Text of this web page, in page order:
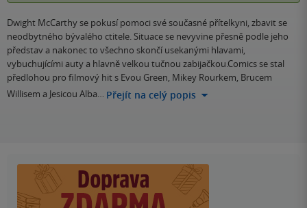
Dwight McCarthy se pokusí pomoci své současné přítelkyni, zbavit se
neodbytného bývalého ctitele. Situace se nevyvine přesně podle jeho
představ a nakonec to všechno skončí usekanými hlavami,
vybuchujícími auty a hlavně velkou tučnou zabijačkou.Comics se stal
předlohou pro filmový hit s Evou Green, Mikey Rourkem, Brucem
Willisem a Jesicou Alba… Přejít na celý popis